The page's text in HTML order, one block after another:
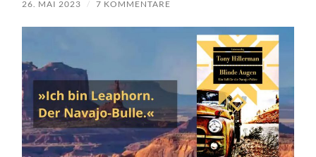
26. MAI 2023 / 7 KOMMENTARE